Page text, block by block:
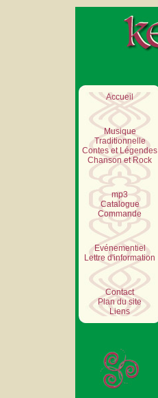
Accueil
Musique
Traditionnelle
Contes et Légendes
Chanson et Rock
mp3
Catalogue
Commande
Evénementiel
Lettre d'information
Contact
Plan du site
Liens